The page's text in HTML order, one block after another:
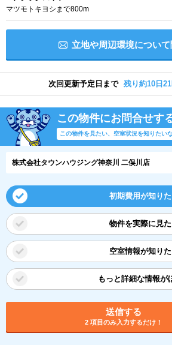
マツモトキヨシまで800m
立地や周辺環境について
次回更新予定日まで 残り約10日
この物件にお問合せす
この物件を見たい、空室状況を知りたい
株式会社タウンハウジング神奈川 二俣川店
初期費用が知り
物件を実際に見
空室情報が知り
もっと詳細な情報が
送信する
2 項目のみ入力するだけ！